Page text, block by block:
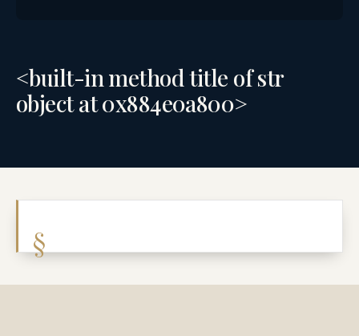
<built-in method title of str
object at 0x884e0a800>